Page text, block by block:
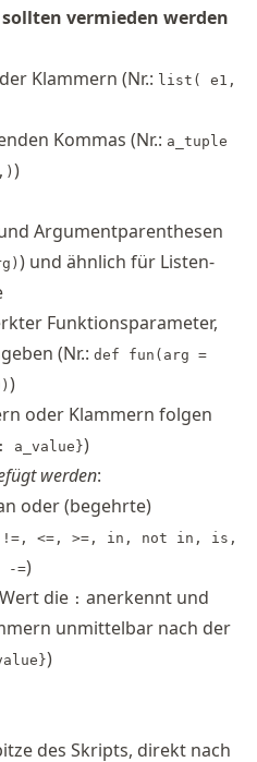
vermieden werden
Klammern (Nr.: list( e1,
Kommas (Nr.: a_tuple
)
Argumentparenthesen
) und ähnlich für Listen-
Funktionsparameter,
(Nr.: def fun(arg =
)
oder Klammern folgen
a_value})
werden:
oder (begehrte)
!=, <=, >=, in, not in, is,
-=)
die : anerkennt und
unmittelbar nach der
)
des Skripts, direkt nach